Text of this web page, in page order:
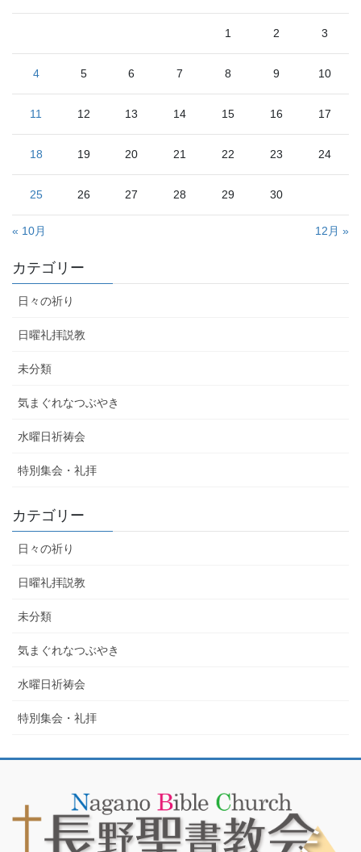
1 2 3
4 5 6 7 8 9 10
11 12 13 14 15 16 17
18 19 20 21 22 23 24
25 26 27 28 29 30
« 10月 12月 »
カテゴリー
日々の祈り
日曜礼拝説教
未分類
気まぐれなつぶやき
水曜日祈祷会
特別集会・礼拝
カテゴリー
日々の祈り
日曜礼拝説教
未分類
気まぐれなつぶやき
水曜日祈祷会
特別集会・礼拝